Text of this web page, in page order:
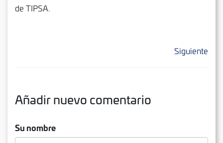
de TIPSA.
Siguiente
Añadir nuevo comentario
Su nombre